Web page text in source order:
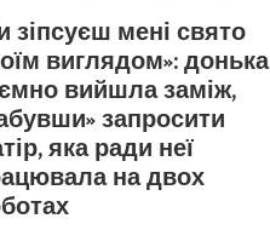
зіпсуєш мені свято
виглядом»: донька
вийшла заміж,
запросити
яка ради неї
на двох